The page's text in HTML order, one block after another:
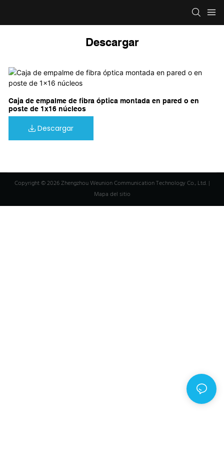
Descargar
Caja de empalme de fibra óptica montada en pared o en
poste de 1x16 núcleos
Descargar
Copyright © 2026 Zhengzhou Weunion Communication Technology Co., Ltd. |
Mapa del sitio